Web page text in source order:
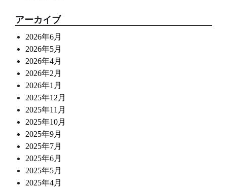
アーカイブ
2026年6月
2026年5月
2026年4月
2026年2月
2026年1月
2025年12月
2025年11月
2025年10月
2025年9月
2025年7月
2025年6月
2025年5月
2025年4月